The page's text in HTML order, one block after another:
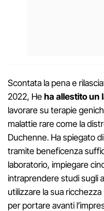
Scontata la pena e
2022, Heha allestito un
lavorare su terapie
malattie rare come la
Duchenne. Ha spiegato
tramite beneficenza
laboratorio, impiegare
intraprendere studi sugli
utilizzare la sua
per portare avanti